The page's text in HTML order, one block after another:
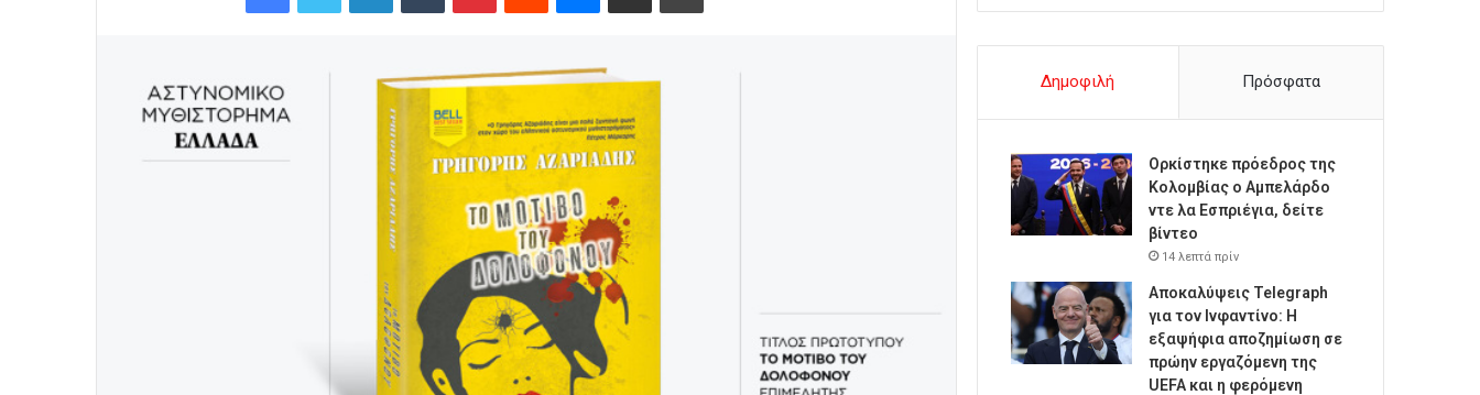
Δημοφιλή Πρόσφατα
Ορκίστηκε πρόεδρος της
Κολομβίας ο Αμπελάρδο
ντε λα Εσπριέγια, δείτε
βίντεο
14 λεπτά πρίν
Αποκαλύψεις Telegraph
για τον Ινφαντίνο: Η
εξαψήφια αποζημίωση σε
πρώην εργαζόμενη της
UEFA και η φερόμενη